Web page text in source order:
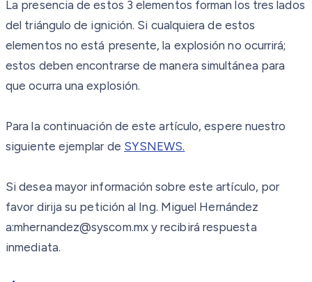
La presencia de estos 3 elementos forman los tres lados
del triángulo de ignición. Si cualquiera de estos
elementos no está presente, la explosión no ocurrirá;
estos deben encontrarse de manera simultánea para
que ocurra una explosión.
Para la continuación de este artículo, espere nuestro
siguiente ejemplar de SYSNEWS.
Si desea mayor información sobre este artículo, por
favor dirija su petición al Ing. Miguel Hernández
a:mhernandez@syscom.mx y recibirá respuesta
inmediata.